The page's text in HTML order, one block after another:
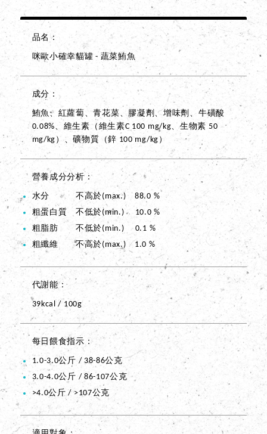
品名
咪歐小確幸貓罐 - 蔬菜鮪魚
成分
鮪魚、紅蘿蔔、青花菜、膠凝劑、增味劑、牛磺酸
0.08%、維生素（維生素C 100 mg/kg、生物素 50
mg/kg）、礦物質（鋅 100 mg/kg）
營養成分分析
水分 不高於(max.) 88.0 %
粗蛋白質 不低於(min.) 10.0 %
粗脂肪 不低於(min.) 0.1 %
粗纖維 不高於(max.) 1.0 %
代謝能
39kcal / 100g
每日餵食指示
1.0-3.0公斤 / 38-86公克
3.0-4.0公斤 / 86-107公克
>4.0公斤 / >107公克